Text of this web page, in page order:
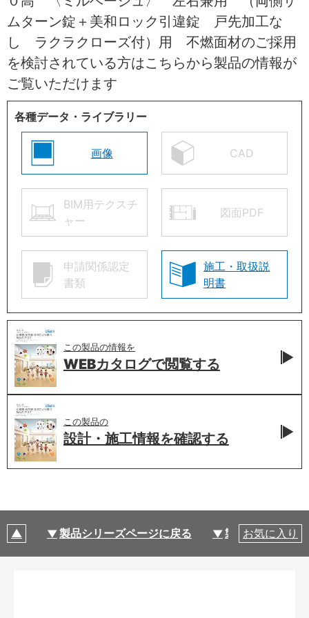
ムターン錠＋美和ロック引違錠 戸先加工な
し ラクラクローズ付）用 不燃面材のご採用
を検討されている方はこちらから製品の情報が
ご覧いただけます
各種データ・ライブラリー
画像 CAD
BIM用テクスチ
ャー
図面PDF
申請関係認定
書類
施工・取扱説
明書
この製品の情報を
WEBカタログで閲覧する
この製品の
設計・施工情報を確認する
製品シリーズページに戻る 製品仕様
お気に入り